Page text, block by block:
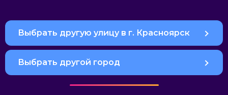
Выбрать другую улицу в г. Красноярск
Выбрать другой город